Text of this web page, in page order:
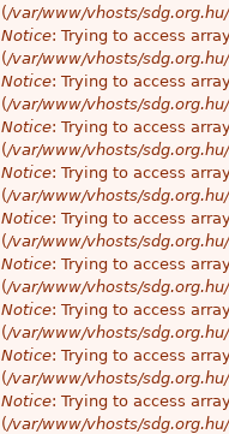
(/var/www/vhosts/
Notice: Trying to access
(/var/www/vhosts/
Notice: Trying to access
(/var/www/vhosts/
Notice: Trying to access
(/var/www/vhosts/
Notice: Trying to access
(/var/www/vhosts/
Notice: Trying to access
(/var/www/vhosts/
Notice: Trying to access
(/var/www/vhosts/
Notice: Trying to access
(/var/www/vhosts/
Notice: Trying to access
(/var/www/vhosts/
Notice: Trying to access
(/var/www/vhosts/